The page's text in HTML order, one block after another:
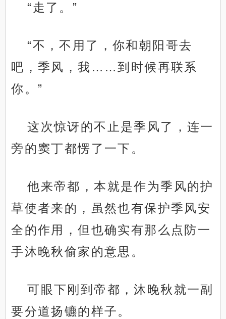
“走了。”
“不，不用了，你和朝阳哥去
吧，季风，我……到时候再联系
你。”
这次惊讶的不止是季风了，连一
旁的窦丁都愣了一下。
他来帝都，本就是作为季风的护
草使者来的，虽然也有保护季风安
全的作用，但也确实有那么点防一
手沐晚秋偷家的意思。
可眼下刚到帝都，沐晚秋就一副
要分道扬镳的样子。